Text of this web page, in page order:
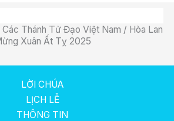
Thánh Tử Đạo Việt Nam / Hòa Lan
Xuân Ất Tỵ 2025
LỜI CHÚA
LỊCH LỄ
THÔNG TIN